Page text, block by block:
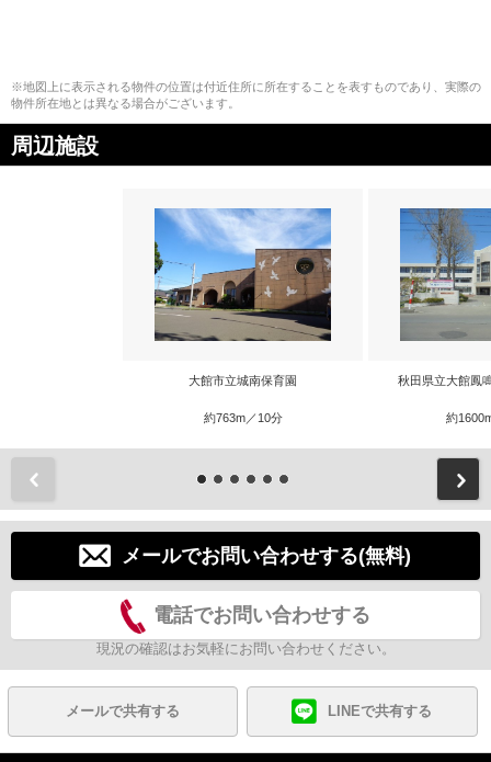
※地図上に表示される物件の位置は付近住所に所在することを表すものであり、実際の
物件所在地とは異なる場合がございます。
周辺施設
大館市立城南保育園
約763m／10分
秋田県立大館鳳
約
メールでお問い合わせする(無料)
電話でお問い合わせする
現況の確認はお気軽にお問い合わせください。
メールで共有する LINEで共有する